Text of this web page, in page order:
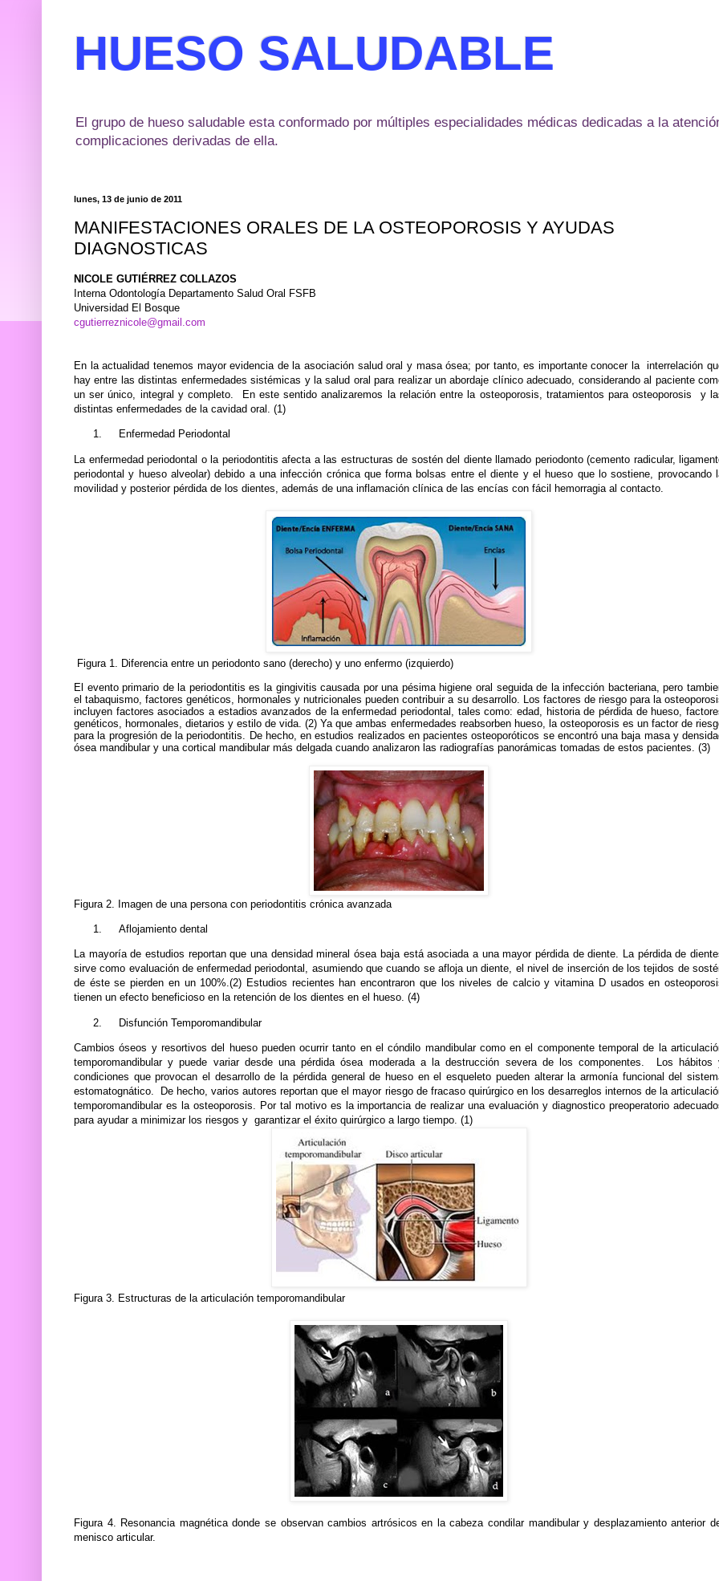
HUESO SALUDABLE
El grupo de hueso saludable esta conformado por múltiples especialidades médicas dedicadas a la
complicaciones derivadas de ella.
lunes, 13 de junio de 2011
MANIFESTACIONES ORALES DE LA OSTEOPOROSIS Y AYUDAS
DIAGNOSTICAS
NICOLE GUTIÉRREZ COLLAZOS
Interna Odontología Departamento Salud Oral FSFB
Universidad El Bosque
cgutierreznicole@gmail.com
En la actualidad tenemos mayor evidencia de la asociación salud oral y masa ósea; por tanto, es importante conocer la
interrelación
hay entre las distintas enfermedades sistémicas y la salud oral para realizar un abordaje clínico adecuado, considerando al paciente
un ser único, integral y completo.
En este sentido analizaremos la relación entre la osteoporosis, tratamientos para osteoporosis
y
distintas enfermedades de la cavidad oral. (1)
1. Enfermedad Periodontal
La enfermedad periodontal o la periodontitis afecta a las estructuras de sostén del diente llamado periodonto (cemento radicular,
periodontal y hueso alveolar) debido a una infección crónica que forma bolsas entre el diente y el hueso que lo sostiene, provocando
movilidad y posterior pérdida de los dientes, además de una inflamación clínica de las encías con fácil hemorragia al contacto.
Figura 1. Diferencia entre un periodonto sano (derecho) y uno enfermo (izquierdo)
El evento primario de la periodontitis es la gingivitis causada por una pésima higiene oral seguida de la infección bacteriana, pero
el tabaquismo, factores genéticos, hormonales y nutricionales pueden contribuir a su desarrollo. Los factores de riesgo para la
incluyen factores asociados a estadios avanzados de la enfermedad periodontal, tales como: edad, historia de pérdida de hueso,
genéticos, hormonales, dietarios y estilo de vida. (2) Ya que ambas enfermedades reabsorben hueso, la osteoporosis es un factor de
para la progresión de la periodontitis. De hecho, en estudios realizados en pacientes osteoporóticos se encontró una baja masa y
ósea mandibular y una cortical mandibular más delgada cuando analizaron las radiografías panorámicas tomadas de estos pacientes. (3)
Figura 2. Imagen de una persona con periodontitis crónica avanzada
1. Aflojamiento dental
La mayoría de estudios reportan que una densidad mineral ósea baja está asociada a una mayor pérdida de diente. La pérdida de
sirve como evaluación de enfermedad periodontal, asumiendo que cuando se afloja un diente, el nivel de inserción de los tejidos de
de éste se pierden en un 100%.(2) Estudios recientes han encontraron que los niveles de calcio y vitamina D usados en
tienen un efecto beneficioso en la retención de los dientes en el hueso. (4)
2. Disfunción Temporomandibular
Cambios óseos y resortivos del hueso pueden ocurrir tanto en el cóndilo mandibular como en el componente temporal de la
temporomandibular y puede variar desde una pérdida ósea moderada a la destrucción severa de los componentes.
Los hábitos
condiciones que provocan el desarrollo de la pérdida general de hueso en el esqueleto pueden alterar la armonía funcional del
estomatognático.
De hecho, varios autores reportan que el mayor riesgo de fracaso quirúrgico en los desarreglos internos de la
temporomandibular es la osteoporosis. Por tal motivo es la importancia de realizar una evaluación y diagnostico preoperatorio
para ayudar a minimizar los riesgos y garantizar el éxito quirúrgico a largo tiempo. (1)
Figura 3. Estructuras de la articulación temporomandibular
Figura 4. Resonancia magnética donde se observan cambios artrósicos en la cabeza condilar mandibular y desplazamiento anterior
menisco articular.